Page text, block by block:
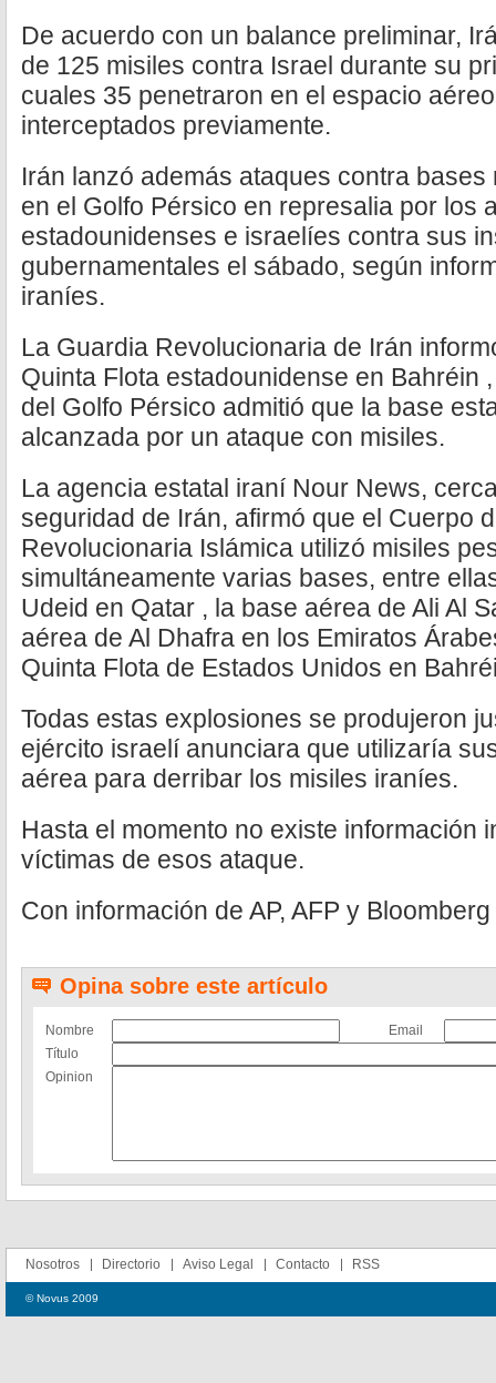
De acuerdo con un balance preliminar,
de 125 misiles contra Israel durante su
cuales 35 penetraron en el espacio
interceptados previamente.
Irán lanzó además ataques contra
en el Golfo Pérsico en represalia por los
estadounidenses e israelíes contra sus
gubernamentales el sábado, según
iraníes.
La Guardia Revolucionaria de Irán
Quinta Flota estadounidense en Bahréin
del Golfo Pérsico admitió que la base
alcanzada por un ataque con misiles.
La agencia estatal iraní Nour News,
seguridad de Irán, afirmó que el Cuerpo
Revolucionaria Islámica utilizó misiles
simultáneamente varias bases, entre
Udeid en Qatar , la base aérea de Ali Al
aérea de Al Dhafra en los Emiratos
Quinta Flota de Estados Unidos en
Todas estas explosiones se produjeron
ejército israelí anunciara que utilizaría
aérea para derribar los misiles iraníes.
Hasta el momento no existe información
víctimas de esos ataque.
Con información de AP, AFP y Bloomberg
Opina sobre este artículo
Nombre
Email
Título
Opinion
Nosotros Directorio Aviso Legal Contacto RSS
© Novus 2009